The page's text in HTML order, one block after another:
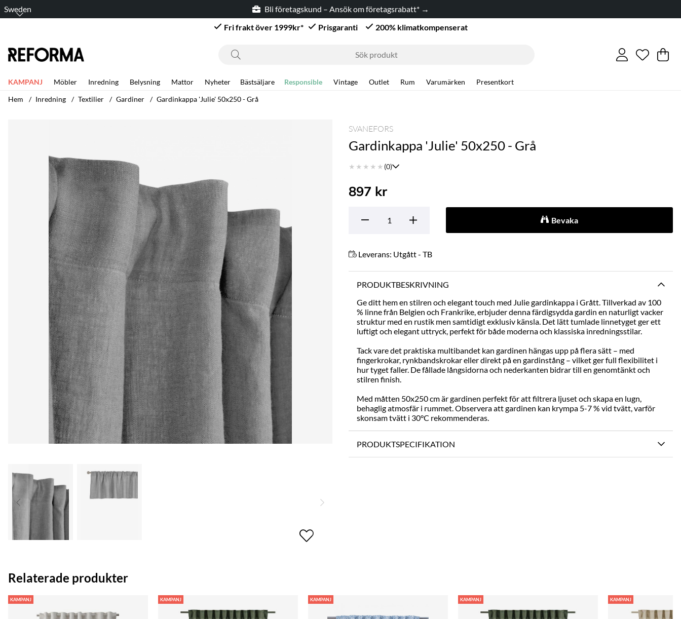
Sweden
Bli företagskund – Ansök om företagsrabatt* →
Fri frakt över 1999kr*
Prisgaranti 200% klimatkompenserat
Antal i
. .
KAMPANJ Möbler Inredning Belysning Mattor Nyheter Bästsäljare Responsible Vintage Outlet Rum Varumärken
Presentkort
Hem
Inredning Textilier Gardiner Gardinkappa 'Julie' 50x250 - Grå
SVANEFORS
Gardinkappa 'Julie' 50x250 - Grå
★ ★ ★ ★ ★ (0)
897 kr
Bevaka
Leverans: Utgått - TB
PRODUKTBESKRIVNING
Ge ditt hem en stilren och elegant touch med Julie gardinkappa i Grått. Tillverkad av 100
% linne från Belgien och Frankrike, erbjuder denna färdigsydda gardin en naturligt vacker
struktur med en rustik men samtidigt exklusiv känsla. Det lätt tumlade linnetyget ger ett
luftigt och elegant uttryck, perfekt för både moderna och klassiska inredningsstilar.
Tack vare det praktiska multibandet kan gardinen hängas upp på flera sätt – med
fingerkrokar, rynkbandskrokar eller direkt på en gardinstång – vilket ger full flexibilitet i
hur tyget faller. De fållade långsidorna och nederkanten bidrar till en genomtänkt och
stilren finish.
Med måtten 50x250 cm är gardinen perfekt för att filtrera ljuset och skapa en lugn,
behaglig atmosfär i rummet. Observera att gardinen kan krympa 5-7 % vid tvätt, varför
skonsam tvätt i 30°C rekommenderas.
PRODUKTSPECIFIKATION
Relaterade produkter
KAMPANJ KAMPANJ KAMPANJ KAMPANJ KAMPANJ